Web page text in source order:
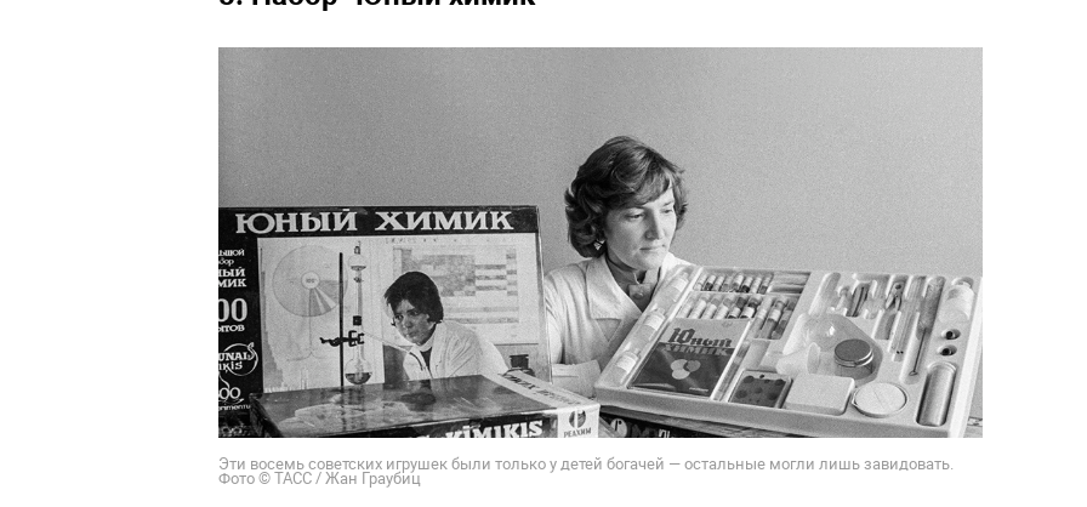
Эти восемь советских игрушек были только у детей богачей — остальные могли лишь завидовать.
Фото © ТАСС / Жан Граубиц